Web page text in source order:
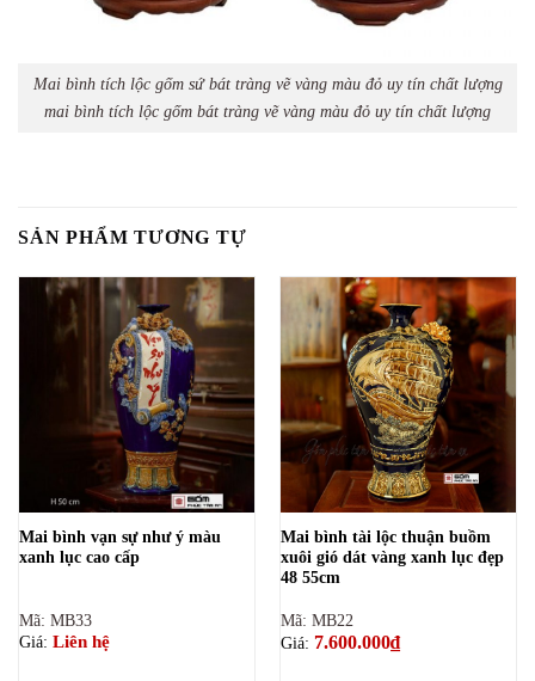
Mai bình tích lộc gốm sứ bát tràng vẽ vàng màu đỏ uy tín chất lượng
mai bình tích lộc gốm bát tràng vẽ vàng màu đỏ uy tín chất lượng
SẢN PHẨM TƯƠNG TỰ
Mai bình vạn sự như ý màu
xanh lục cao cấp
Mã: MB33
Giá: Liên hệ
Mai bình tài lộc thuận buồm
xuôi gió dát vàng xanh lục đẹp
48 55cm
Mã: MB22
Giá: 7.600.000₫